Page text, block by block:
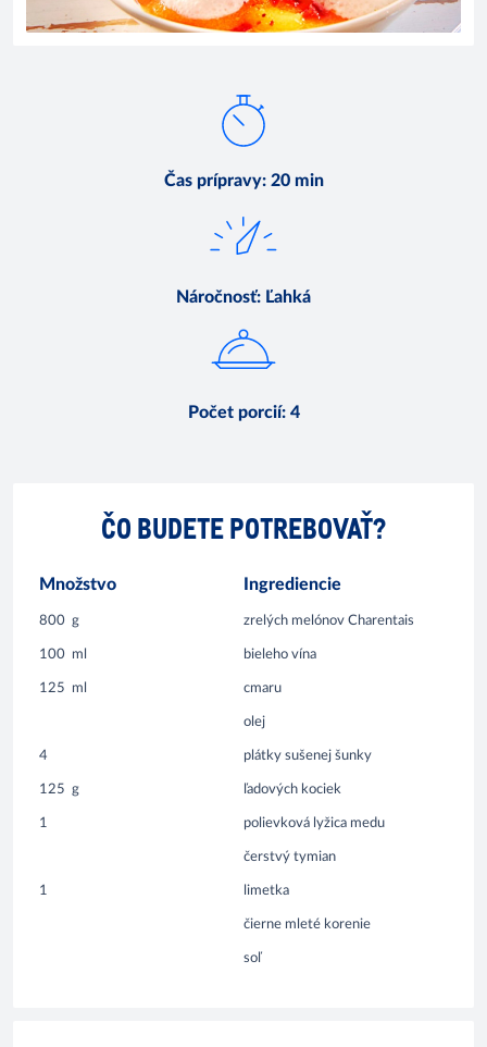
Čas prípravy: 20 min
Náročnosť: Ľahká
Počet porcií: 4
ČO BUDETE POTREBOVAŤ?
Množstvo Ingrediencie
800 g zrelých melónov Charentais
100 ml bieleho vína
125 ml cmaru
olej
4 plátky sušenej šunky
125 g ľadových kociek
1 polievková lyžica medu
čerstvý tymian
1 limetka
čierne mleté korenie
soľ